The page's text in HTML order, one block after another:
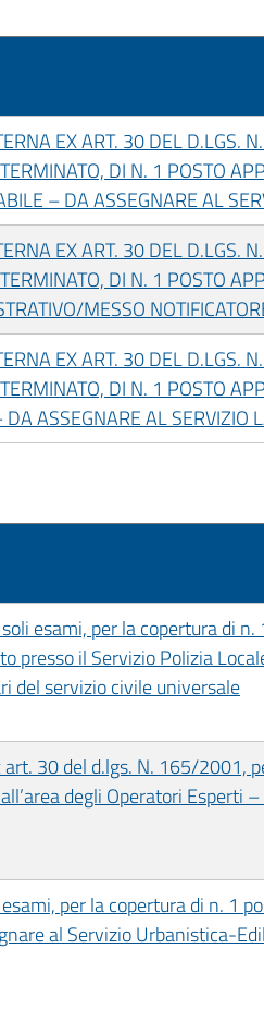
EX ART. 30 DEL D.LGS.
DI N. 1 POSTO
– DA ASSEGNARE AL
EX ART. 30 DEL D.LGS.
DI N. 1 POSTO
MESSO
EX ART. 30 DEL D.LGS.
DI N. 1 POSTO
ASSEGNARE AL SERVIZIO
esami, per la copertura di n.
il Servizio Polizia
del servizio civile universale
30 del d.lgs. N. 165/2001,
degli Operatori Esperti
per la copertura di n. 1
al Servizio Urbanistica-